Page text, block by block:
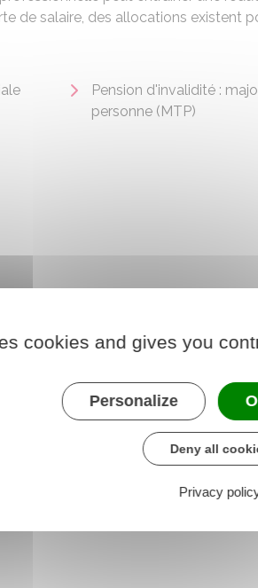
de salaire, des allocations existent
Pension d'invalidité :
personne (MTP)
cookies and gives you
Personalize
Deny all
Privacy